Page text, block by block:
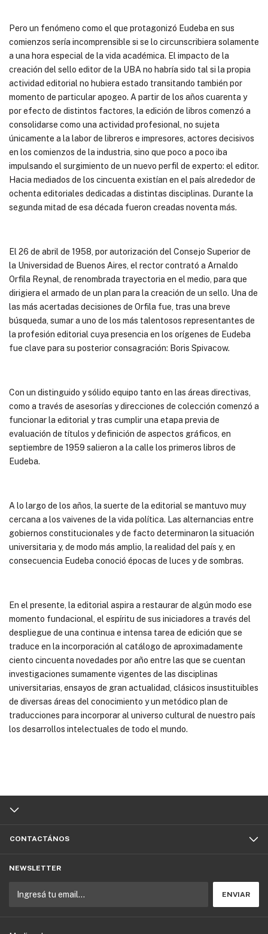
Pero un fenómeno como el que protagonizó Eudeba en sus
comienzos sería incomprensible si se lo circunscribiera solamente
a una hora especial de la vida académica. El impacto de la
creación del sello editor de la UBA no habría sido tal si la propia
actividad editorial no hubiera estado transitando también por
momento de particular apogeo. A partir de los años cuarenta y
por efecto de distintos factores, la edición de libros comenzó a
consolidarse como una actividad profesional, no sujeta
únicamente a la labor de libreros e impresores, actores decisivos
en los comienzos de la industria, sino que poco a poco iba
impulsando el surgimiento de un nuevo perfil de experto: el editor.
Hacia mediados de los cincuenta existían en el país alrededor de
ochenta editoriales dedicadas a distintas disciplinas. Durante la
segunda mitad de esa década fueron creadas noventa más.
El 26 de abril de 1958, por autorización del Consejo Superior de
la Universidad de Buenos Aires, el rector contrató a Arnaldo
Orfila Reynal, de renombrada trayectoria en el medio, para que
dirigiera el armado de un plan para la creación de un sello. Una de
las más acertadas decisiones de Orfila fue, tras una breve
búsqueda, sumar a uno de los más talentosos representantes de
la profesión editorial cuya presencia en los orígenes de Eudeba
fue clave para su posterior consagración: Boris Spivacow.
Con un distinguido y sólido equipo tanto en las áreas directivas,
como a través de asesorías y direcciones de colección comenzó a
funcionar la editorial y tras cumplir una etapa previa de
evaluación de títulos y definición de aspectos gráficos, en
septiembre de 1959 salieron a la calle los primeros libros de
Eudeba.
A lo largo de los años, la suerte de la editorial se mantuvo muy
cercana a los vaivenes de la vida política. Las alternancias entre
gobiernos constitucionales y de facto determinaron la situación
universitaria y, de modo más amplio, la realidad del país y, en
consecuencia Eudeba conoció épocas de luces y de sombras.
En el presente, la editorial aspira a restaurar de algún modo ese
momento fundacional, el espíritu de sus iniciadores a través del
despliegue de una continua e intensa tarea de edición que se
traduce en la incorporación al catálogo de aproximadamente
ciento cincuenta novedades por año entre las que se cuentan
investigaciones sumamente vigentes de las disciplinas
universitarias, ensayos de gran actualidad, clásicos insustituibles
de diversas áreas del conocimiento y un metódico plan de
traducciones para incorporar al universo cultural de nuestro país
los desarrollos intelectuales de todo el mundo.
CONTACTÁNOS
NEWSLETTER